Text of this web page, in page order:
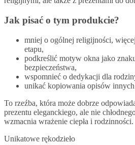
Jak pisać o tym produkcie?
mniej o ogólnej religijności,
etapu,
podkreślić motyw okna jako
bezpieczeństwa,
wspomnieć o dedykacji dla
unikać kopiowania opisów
To rzeźba, która może dobrze
prezentu eleganckiego, ale nie
wzmacnia wrażenie ciepła i rodzinności.
Unikatowe rękodzieło